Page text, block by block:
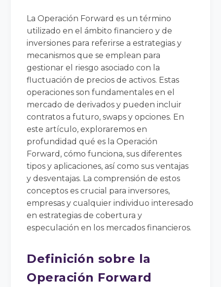
La Operación Forward es un término
utilizado en el ámbito financiero y de
inversiones para referirse a estrategias y
mecanismos que se emplean para
gestionar el riesgo asociado con la
fluctuación de precios de activos. Estas
operaciones son fundamentales en el
mercado de derivados y pueden incluir
contratos a futuro, swaps y opciones. En
este artículo, exploraremos en
profundidad qué es la Operación
Forward, cómo funciona, sus diferentes
tipos y aplicaciones, así como sus ventajas
y desventajas. La comprensión de estos
conceptos es crucial para inversores,
empresas y cualquier individuo interesado
en estrategias de cobertura y
especulación en los mercados financieros.
Definición sobre la
Operación Forward